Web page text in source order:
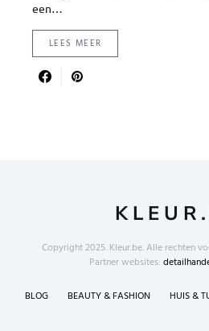
een…
LEES MEER
Copyright 2025. Kleur.be. Alle rechten
Partner websites:
BLOG BEAUTY & FASHION HUIS &